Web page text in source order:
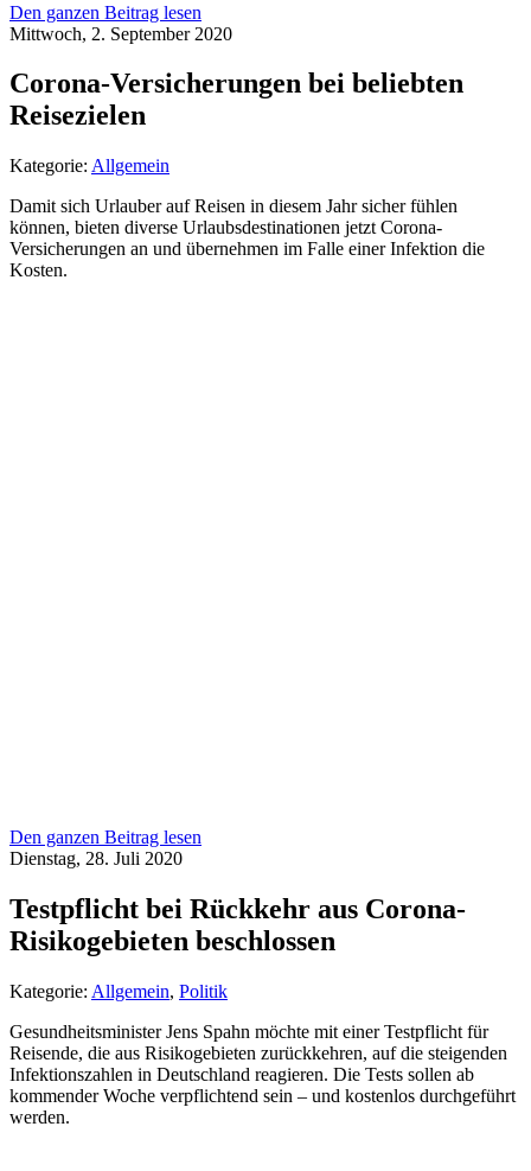
Den ganzen Beitrag lesen
Mittwoch, 2. September 2020
Corona-Versicherungen bei beliebten
Reisezielen
Kategorie: Allgemein
Damit sich Urlauber auf Reisen in diesem Jahr sicher fühlen
können, bieten diverse Urlaubsdestinationen jetzt Corona-
Versicherungen an und übernehmen im Falle einer Infektion die
Kosten.
Den ganzen Beitrag lesen
Dienstag, 28. Juli 2020
Testpflicht bei Rückkehr aus Corona-
Risikogebieten beschlossen
Kategorie: Allgemein, Politik
Gesundheitsminister Jens Spahn möchte mit einer Testpflicht für
Reisende, die aus Risikogebieten zurückkehren, auf die steigenden
Infektionszahlen in Deutschland reagieren. Die Tests sollen ab
kommender Woche verpflichtend sein – und kostenlos durchgeführt
werden.